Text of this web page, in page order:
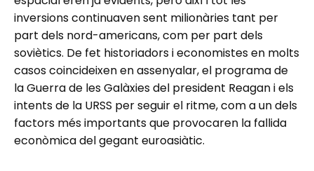
inversions continuaven sent milionàries tant per
part dels nord-americans, com per part dels
soviètics. De fet historiadors i economistes en molts
casos coincideixen en assenyalar, el programa de
la Guerra de les Galàxies del president Reagan i els
intents de la URSS per seguir el ritme, com a un dels
factors més importants que provocaren la fallida
econòmica del gegant euroasiàtic.